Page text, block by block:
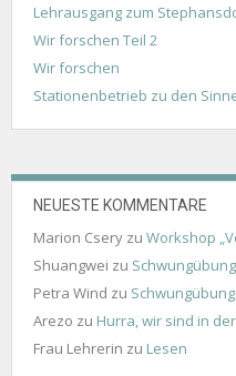
Lehrausgang zum
Wir forschen Teil 2
Wir forschen
Stationenbetrieb zu den
NEUESTE KOMMENTARE
Marion Csery zu Workshop
Shuangwei zu
Petra Wind zu
Arezo zu Hurra, wir sind in der
Frau Lehrerin zu Lesen